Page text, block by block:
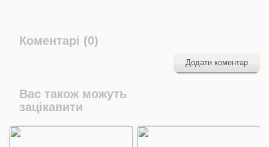
Коментарі (0)
Додати коментар
Вас також можуть
зацікавити